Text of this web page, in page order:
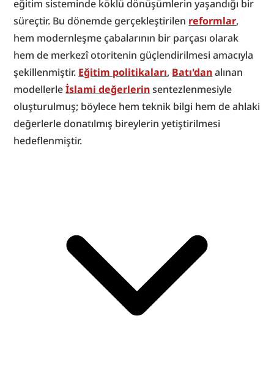
eğitim sisteminde köklü dönüşümlerin yaşandığı bir
süreçtir. Bu dönemde gerçekleştirilen reformlar,
hem modernleşme çabalarının bir parçası olarak
hem de merkezî otoritenin güçlendirilmesi amacıyla
şekillenmiştir. Eğitim politikaları, Batı'dan alınan
modellerle İslami değerlerin sentezlenmesiyle
oluşturulmuş; böylece hem teknik bilgi hem de ahlaki
değerlerle donatılmış bireylerin yetiştirilmesi
hedeflenmiştir.